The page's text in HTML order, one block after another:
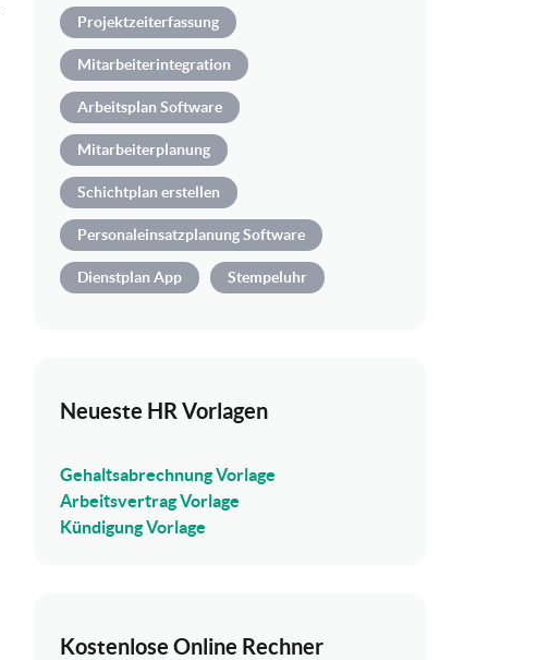
Projektzeiterfassung
Mitarbeiterintegration
Arbeitsplan Software
Mitarbeiterplanung
Schichtplan erstellen
Personaleinsatzplanung Software
Dienstplan App Stempeluhr
Neueste HR Vorlagen
Gehaltsabrechnung Vorlage
Arbeitsvertrag Vorlage
Kündigung Vorlage
Kostenlose Online Rechner